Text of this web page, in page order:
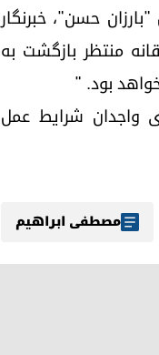
آذر ١٤٠٣، در پاسخ به سؤال "بارزان حسن"، خبرنگار
منتظر بازگشت به
بود. "
واجدان شرایط عمل
مصطفی ابراهیم